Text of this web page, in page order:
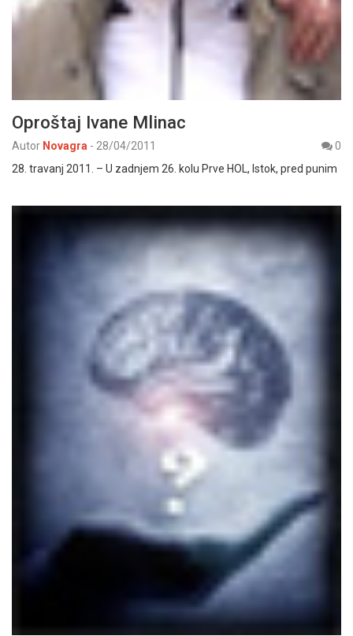
Oproštaj Ivane Mlinac
Autor Novagra - 28/04/2011
0
28. travanj 2011. – U zadnjem 26. kolu Prve HOL, Istok, pred punim